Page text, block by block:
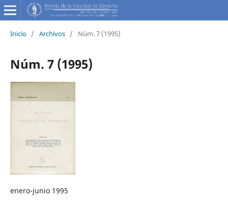
Inicio / Archivos / Núm. 7 (1995)
Núm. 7 (1995)
enero-junio 1995